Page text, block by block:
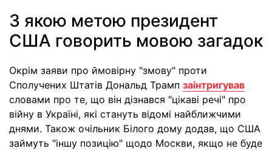
З якою метою президент
США говорить мовою загадок
Окрім заяви про ймовірну "змову" проти
Сполучених Штатів Дональд Трамп заінтригував
словами про те, що він дізнався "цікаві речі" про
війну в Україні, які стануть відомі найближчими
днями. Також очільник Білого дому додав, що США
займуть "іншу позицію" щодо Москви, якщо не буде